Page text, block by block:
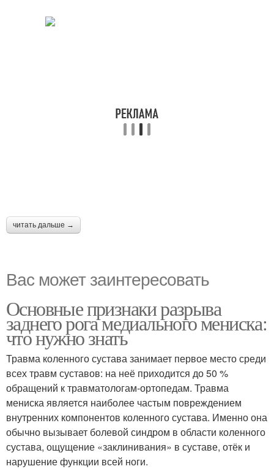
читать дальше →
Вас может заинтересовать
Основные признаки разрыва
заднего рога медиального мениска:
что нужно знать
Травма коленного сустава занимает первое место среди
всех травм суставов: на неё приходится до 50 %
обращений к травматологам-ортопедам. Травма
мениска является наиболее частым повреждением
внутренних компонентов коленного сустава. Именно она
обычно вызывает болевой синдром в области коленного
сустава, ощущение «заклинивания» в суставе, отёк и
нарушение функции всей ноги.